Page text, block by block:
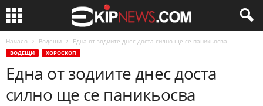
Начало Водещи Една от зодиите днес доста силно ще се паникьосва
ВОДЕЩИ ХОРОСКОП
Една от зодиите днес доста
силно ще се паникьосва